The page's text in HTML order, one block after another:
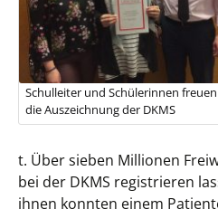
Schulleiter und Schülerinnen
die Auszeichnung der DKMS
t. Über sieben Millionen
bei der DKMS registrieren
ihnen konnten einem